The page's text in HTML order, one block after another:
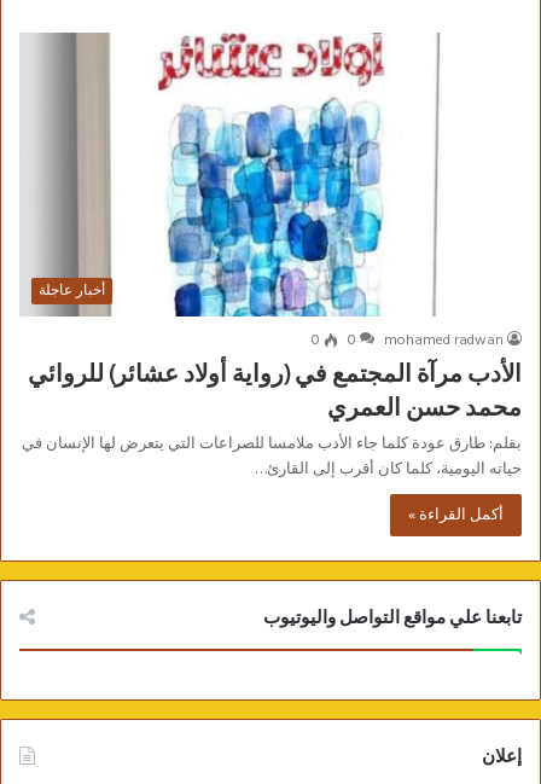
أخبار عاجلة
mohamed radwan
0
0
الأدب مرآة المجتمع في (رواية أولاد عشائر) للروائي
محمد حسن العمري
بقلم: طارق عودة كلما جاء الأدب ملامسا للصراعات التي يتعرض لها الإنسان في
حياته اليومية، كلما كان أقرب إلى القارئ…
أكمل القراءة »
تابعنا علي مواقع التواصل واليوتيوب
إعلان